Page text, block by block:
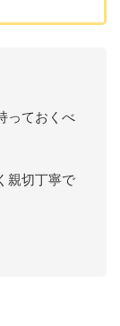
っておくべ
親切丁寧で